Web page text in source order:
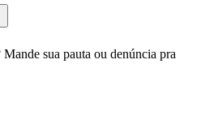
sua pauta ou denúncia pra